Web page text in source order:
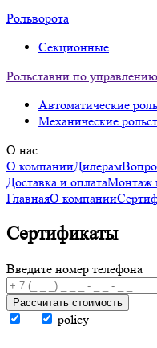
Рольворота
Секционные
Рольставни по управлению
Автоматические
Механические
О нас
О компанииДилерам
Доставка и оплатаМонтаж
ГлавнаяО компании
Сертификаты
Введите номер телефона
Рассчитать стоимость
policy